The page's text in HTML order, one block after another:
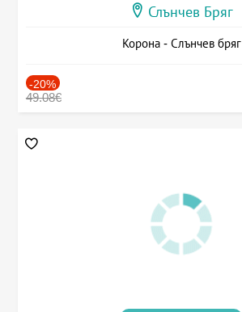
Слънчев Бряг
Корона - Слънчев бряг
-20%
49.08€